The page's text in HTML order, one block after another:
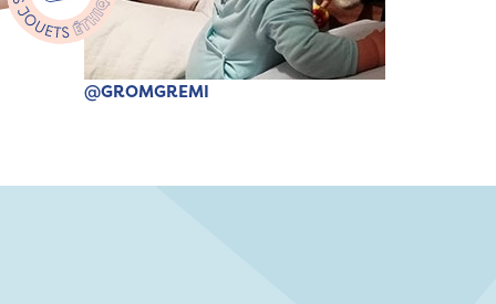
@GROMGREMI